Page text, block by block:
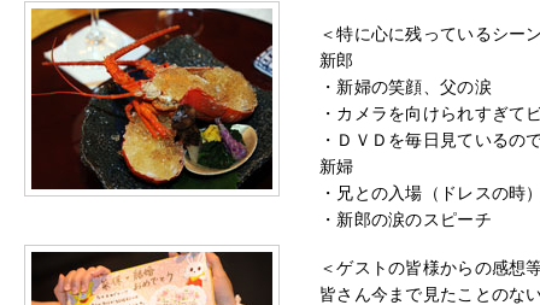
＜特に心に残っているシー
新郎
・新婦の笑顔、父の涙
・カメラを向けられすぎて
・ＤＶＤを毎日見ているの
新婦
・兄との入場（ドレスの時
・新郎の涙のスピーチ
＜ゲストの皆様からの感想
皆さん今まで見たことのな